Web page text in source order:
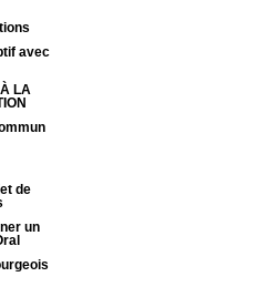
avec
À LA
de
un